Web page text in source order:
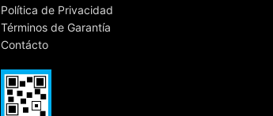
Política de Privacidad
Términos de Garantía
Contácto